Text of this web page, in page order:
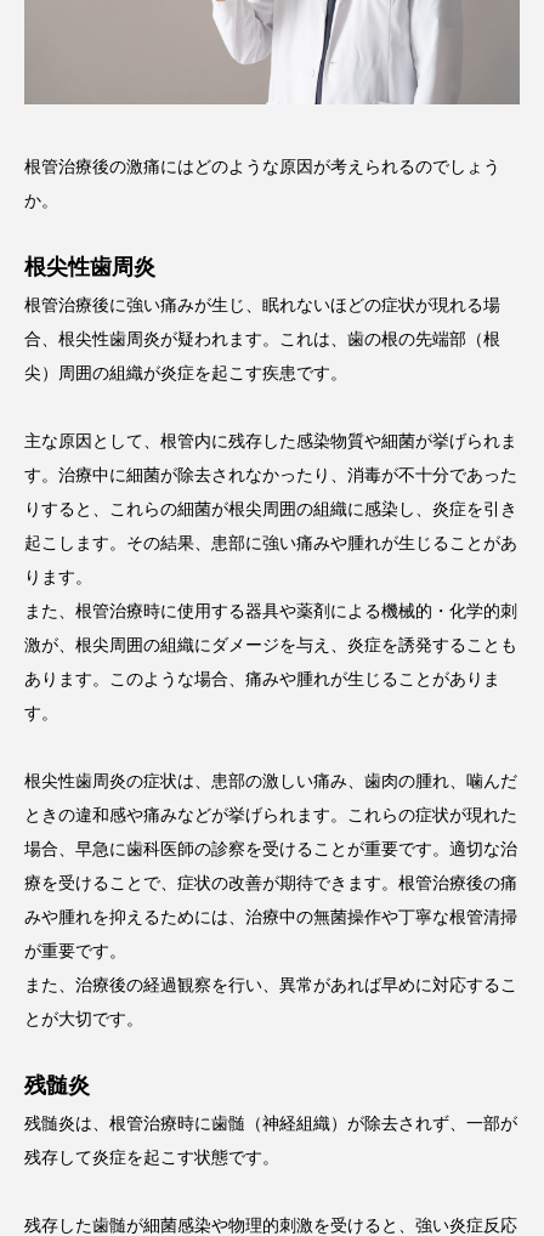
根管治療後の激痛にはどのような原因が考えられるのでしょう
か。
根尖性歯周炎
根管治療後に強い痛みが生じ、眠れないほどの症状が現れる場
合、根尖性歯周炎が疑われます。これは、歯の根の先端部（根
尖）周囲の組織が炎症を起こす疾患です。
主な原因として、根管内に残存した感染物質や細菌が挙げられま
す。治療中に細菌が除去されなかったり、消毒が不十分であった
りすると、これらの細菌が根尖周囲の組織に感染し、炎症を引き
起こします。その結果、患部に強い痛みや腫れが生じることがあ
ります。
また、根管治療時に使用する器具や薬剤による機械的・化学的刺
激が、根尖周囲の組織にダメージを与え、炎症を誘発することも
あります。このような場合、痛みや腫れが生じることがありま
す。
根尖性歯周炎の症状は、患部の激しい痛み、歯肉の腫れ、噛んだ
ときの違和感や痛みなどが挙げられます。これらの症状が現れた
場合、早急に歯科医師の診察を受けることが重要です。適切な治
療を受けることで、症状の改善が期待できます。根管治療後の痛
みや腫れを抑えるためには、治療中の無菌操作や丁寧な根管清掃
が重要です。
また、治療後の経過観察を行い、異常があれば早めに対応するこ
とが大切です。
残髄炎
残髄炎は、根管治療時に歯髄（神経組織）が除去されず、一部が
残存して炎症を起こす状態です。
残存した歯髄が細菌感染や物理的刺激を受けると、強い炎症反応